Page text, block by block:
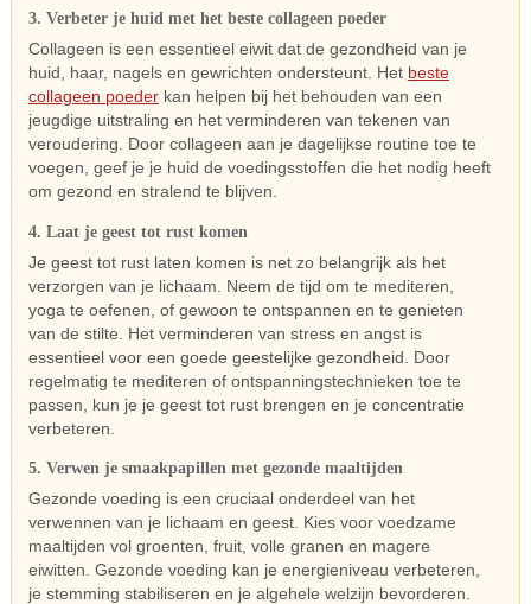
3. Verbeter je huid met het beste collageen poeder
Collageen is een essentieel eiwit dat de gezondheid van je
huid, haar, nagels en gewrichten ondersteunt. Het beste
collageen poeder kan helpen bij het behouden van een
jeugdige uitstraling en het verminderen van tekenen van
veroudering. Door collageen aan je dagelijkse routine toe te
voegen, geef je je huid de voedingsstoffen die het nodig heeft
om gezond en stralend te blijven.
4. Laat je geest tot rust komen
Je geest tot rust laten komen is net zo belangrijk als het
verzorgen van je lichaam. Neem de tijd om te mediteren,
yoga te oefenen, of gewoon te ontspannen en te genieten
van de stilte. Het verminderen van stress en angst is
essentieel voor een goede geestelijke gezondheid. Door
regelmatig te mediteren of ontspanningstechnieken toe te
passen, kun je je geest tot rust brengen en je concentratie
verbeteren.
5. Verwen je smaakpapillen met gezonde maaltijden
Gezonde voeding is een cruciaal onderdeel van het
verwennen van je lichaam en geest. Kies voor voedzame
maaltijden vol groenten, fruit, volle granen en magere
eiwitten. Gezonde voeding kan je energieniveau verbeteren,
je stemming stabiliseren en je algehele welzijn bevorderen.